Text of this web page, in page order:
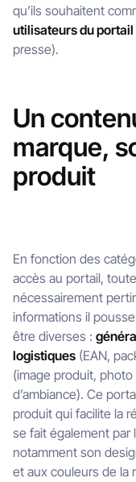
qu’ils souhaitent
utilisateurs du portail
presse).
Un
marque,
produit
En fonction des
accès au portail,
nécessairement
informations il
être diverses :
logistiques (EAN,
(image produit,
d’ambiance). Ce
produit qui facilite la
se fait également par
notamment son
et aux couleurs de la